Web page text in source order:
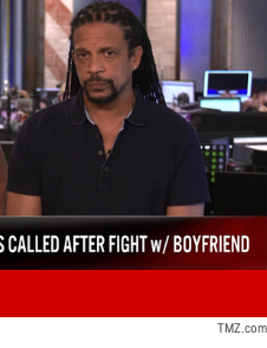
Play video content
TMZ.com